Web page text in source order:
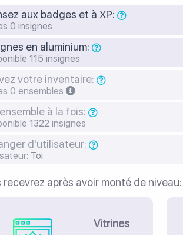
aux badges et à XP:
0 insignes
en aluminium:
115 insignes
votre inventaire:
0 ensembles
à la fois:
1322 insignes
d'utilisateur:
Toi
recevrez après avoir monté de niveau:
Vitrines